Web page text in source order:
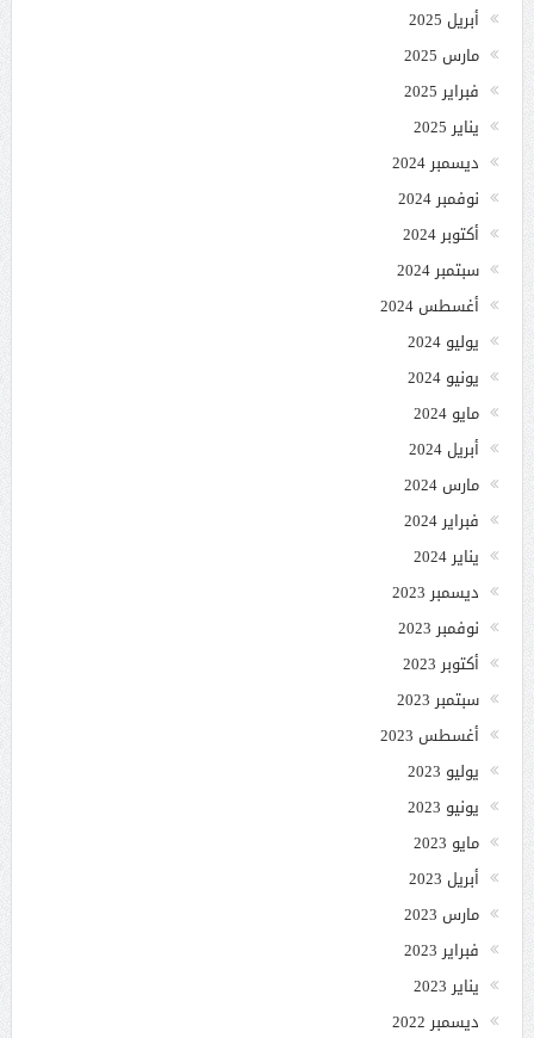
أبريل 2025
مارس 2025
فبراير 2025
يناير 2025
ديسمبر 2024
نوفمبر 2024
أكتوبر 2024
سبتمبر 2024
أغسطس 2024
يوليو 2024
يونيو 2024
مايو 2024
أبريل 2024
مارس 2024
فبراير 2024
يناير 2024
ديسمبر 2023
نوفمبر 2023
أكتوبر 2023
سبتمبر 2023
أغسطس 2023
يوليو 2023
يونيو 2023
مايو 2023
أبريل 2023
مارس 2023
فبراير 2023
يناير 2023
ديسمبر 2022